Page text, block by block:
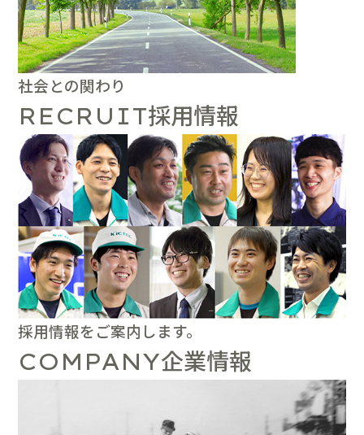
社会との関わり
RECRUIT採用情報
採用情報をご案内します。
COMPANY企業情報